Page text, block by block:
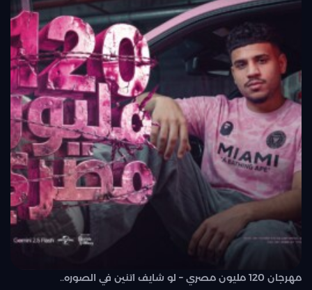
مهرجان 120 مليون مصري – لو شايف اتنين في الصوره..